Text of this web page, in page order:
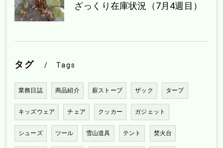
ざっくり在庫状況（7月4週目）
タグ Tags
業務日誌 商品紹介 薪ストーブ ザック タープ
キッズウェア チェア クッカー ガジェット
シューズ ツール 雪山道具 テント 焚火台